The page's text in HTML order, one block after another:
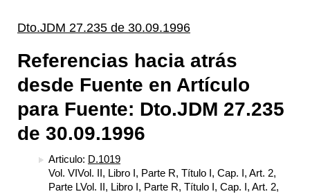
Por...
[+]
Dto.JDM 27.235 de 30.09.1996
Referencias hacia atrás
desde Fuente en Artículo
para Fuente: Dto.JDM 27.235
de 30.09.1996
Articulo: D.1019
Vol. VIVol. II, Libro I, Parte R, Título I, Cap. I, Art. 2,
Parte LVol. II, Libro I, Parte R, Título I, Cap. I, Art. 2,